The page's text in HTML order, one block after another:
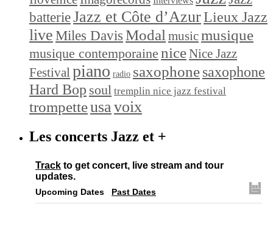
batterieJazz et Côte d’AzurLieux Jazz
live Miles Davis Modal musicmusique
musique contemporaine niceNice Jazz
Festivalpiano radio saxophonesaxophone
Hard Bop soul tremplin nice jazz festival
trompetteusavoix
Les concerts Jazz et +
Track to get concert, live stream and tour
updates.
Upcoming Dates Past Dates